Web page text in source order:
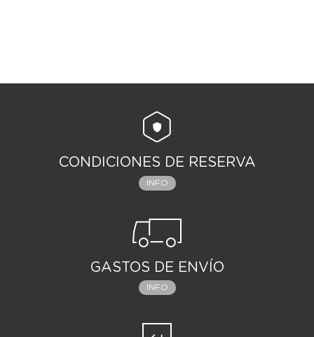
CONDICIONES DE RESERVA
INFO
GASTOS DE ENVÍO
INFO